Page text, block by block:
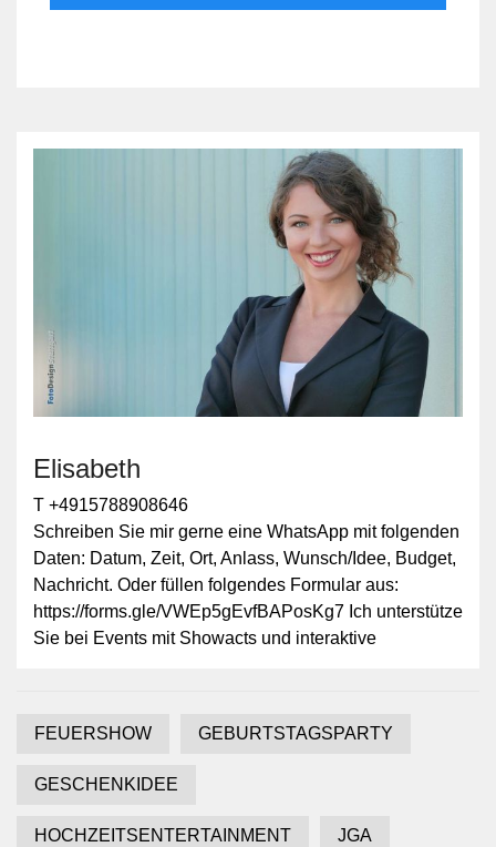
Elisabeth
T +4915788908646
Schreiben Sie mir gerne eine WhatsApp mit folgenden
Daten: Datum, Zeit, Ort, Anlass, Wunsch/Idee, Budget,
Nachricht. Oder füllen folgendes Formular aus:
https://forms.gle/VWEp5gEvfBAPosKg7 Ich unterstütze
Sie bei Events mit Showacts und interaktive
FEUERSHOW GEBURTSTAGSPARTY
GESCHENKIDEE
HOCHZEITSENTERTAINMENT JGA